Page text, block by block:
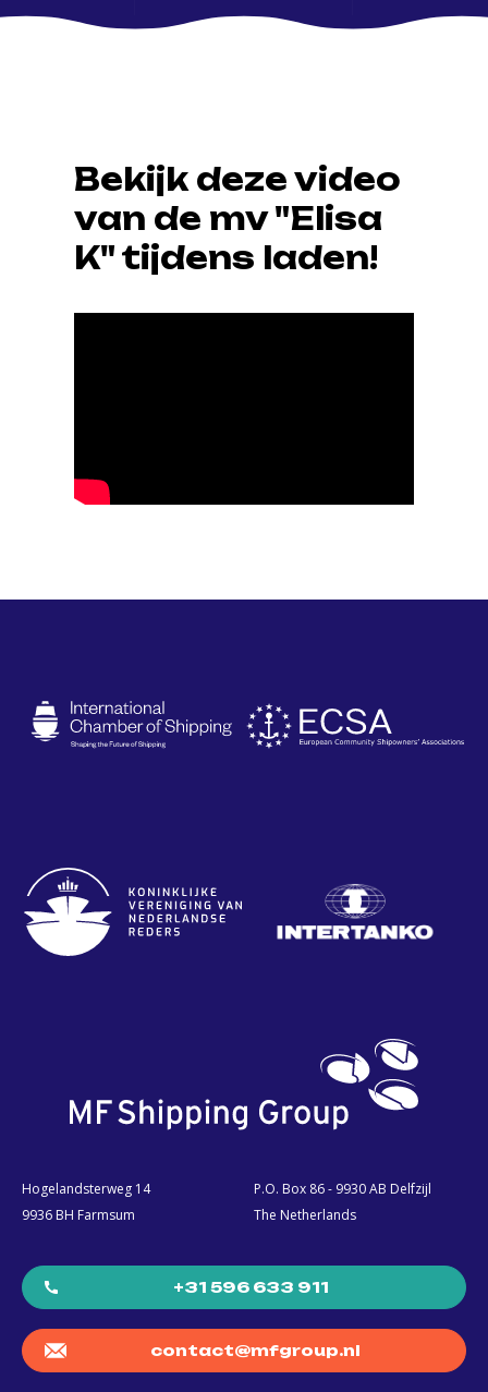
Bekijk deze video
van de mv "Elisa
K" tijdens laden!
Hogelandsterweg 14
9936 BH Farmsum
P.O. Box 86 - 9930 AB Delfzijl
The Netherlands
+31 596 633 911
contact@mfgroup.nl